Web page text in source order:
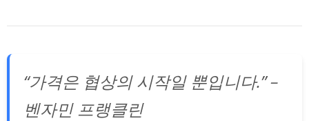
“가격은 협상의 시작일 뿐입니다.” –
벤자민 프랭클린